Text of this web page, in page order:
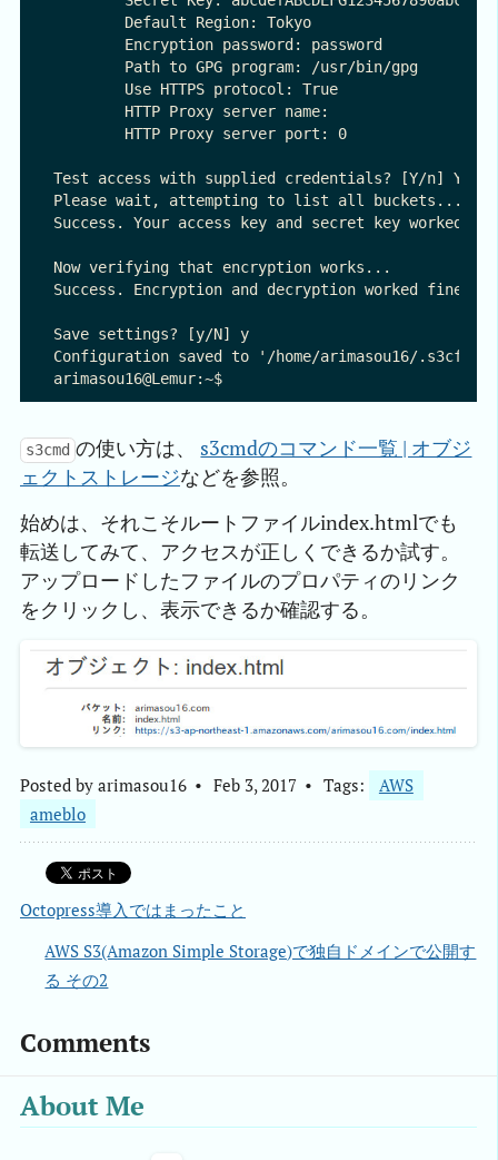
Test access with supplied credentials? [Y/n] Y
Please wait, attempting to list all buckets...
Success. Your access key and secret key worked
Now verifying that encryption works...
Success. Encryption and decryption worked fine :-)
Save settings? [y/N] y
Configuration saved to '/home/arimasou16/.s3cfg'
s3cmd の使い方は、 s3cmdのコマンド一覧 | オブジ
ェクトストレージなどを参照。
始めは、それこそルートファイルindex.htmlでも
転送してみて、アクセスが正しくできるか試す。
アップロードしたファイルのプロパティのリンク
をクリックし、表示できるか確認する。
Posted by arimasou16 Feb 3, 2017 Tags:
AWS
ameblo
Octopress導入ではまったこと
AWS S3(Amazon Simple Storage)で独自ドメインで公開す
る その2
Comments
About Me